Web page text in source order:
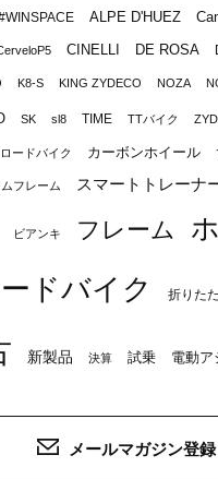
ALPE D'HUEZ
CINELLI DE ROSA
K8-S KING ZYDECO NOZA
SK sl8 TIME TTバイク
ードバイク カーボンホイール
フレーム スマートトレーナ
ビアンキ フレーム
ドバイク 折りた
新製品 決算 試乗 電動ア
メールマガジン登録